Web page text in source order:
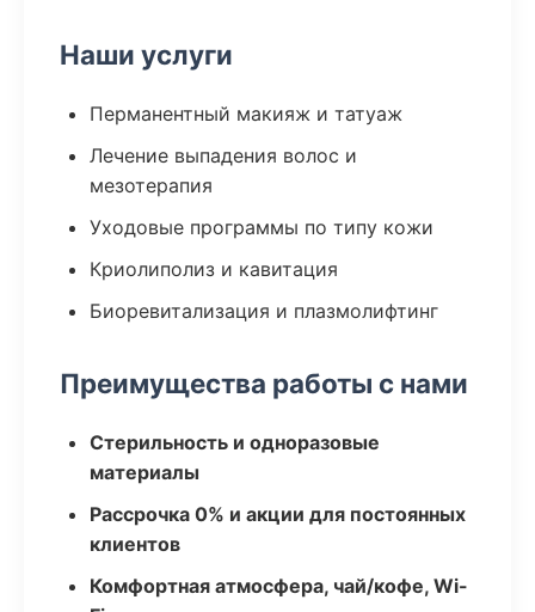
Наши услуги
Перманентный макияж и татуаж
Лечение выпадения волос и
мезотерапия
Уходовые программы по типу кожи
Криолиполиз и кавитация
Биоревитализация и плазмолифтинг
Преимущества работы с нами
Стерильность и одноразовые
материалы
Рассрочка 0% и акции для постоянных
клиентов
Комфортная атмосфера, чай/кофе, Wi-